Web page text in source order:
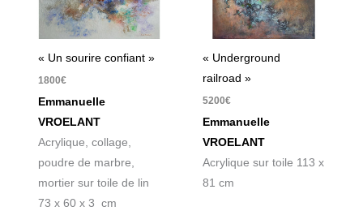
« Un sourire confiant »
1800€
Emmanuelle
VROELANT
Acrylique, collage,
poudre de marbre,
mortier sur toile de lin
73 x 60 x 3 cm
« Underground
railroad »
5200€
Emmanuelle
VROELANT
Acrylique sur toile 113 x
81 cm